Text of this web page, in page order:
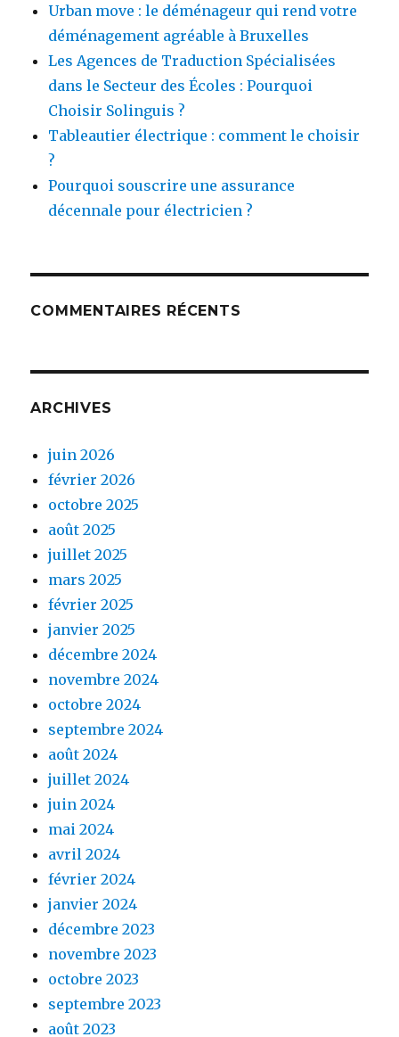
Urban move : le déménageur qui rend votre
déménagement agréable à Bruxelles
Les Agences de Traduction Spécialisées
dans le Secteur des Écoles : Pourquoi
Choisir Solinguis ?
Tableautier électrique : comment le choisir
?
Pourquoi souscrire une assurance
décennale pour électricien ?
COMMENTAIRES RÉCENTS
ARCHIVES
juin 2026
février 2026
octobre 2025
août 2025
juillet 2025
mars 2025
février 2025
janvier 2025
décembre 2024
novembre 2024
octobre 2024
septembre 2024
août 2024
juillet 2024
juin 2024
mai 2024
avril 2024
février 2024
janvier 2024
décembre 2023
novembre 2023
octobre 2023
septembre 2023
août 2023